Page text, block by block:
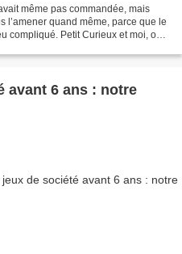
même pas commandée, mais
l’amener quand même, parce que le
compliqué. Petit Curieux et moi, on
avant 6 ans : notre